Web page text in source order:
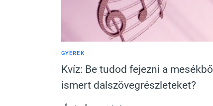
GYEREK
Kvíz: Be tudod fejezni a mesékből
ismert dalszövegrészleteket?